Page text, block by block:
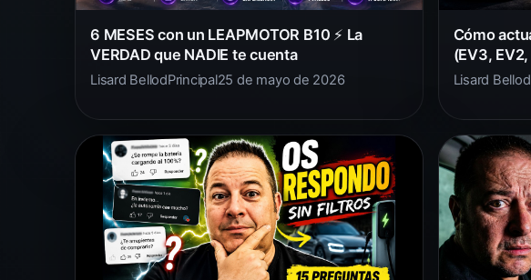
6 MESES con un LEAPMOTOR B10 ⚡ La
VERDAD que NADIE te cuenta
Lisard BellodPrincipal25 de mayo de 2026
Cómo
(EV3,
Lisard Bellod